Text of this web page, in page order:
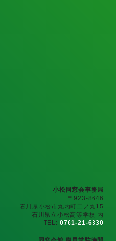
小松同窓会事務局
〒923-8646
石川県小松市丸内町二ノ丸15
石川県立小松高等学校 内
TEL: 0761-21-6330